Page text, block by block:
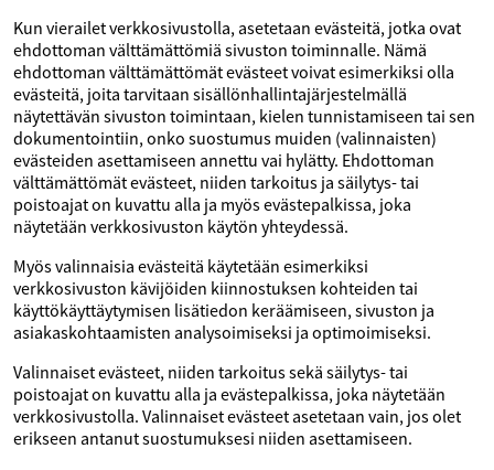
Kun vierailet verkkosivustolla, asetetaan evästeitä, jotka ovat
ehdottoman välttämättömiä sivuston toiminnalle. Nämä
ehdottoman välttämättömät evästeet voivat esimerkiksi olla
evästeitä, joita tarvitaan sisällönhallintajärjestelmällä
näytettävän sivuston toimintaan, kielen tunnistamiseen tai sen
dokumentointiin, onko suostumus muiden (valinnaisten)
evästeiden asettamiseen annettu vai hylätty. Ehdottoman
välttämättömät evästeet, niiden tarkoitus ja säilytys- tai
poistoajat on kuvattu alla ja myös evästepalkissa, joka
näytetään verkkosivuston käytön yhteydessä.
Myös valinnaisia evästeitä käytetään esimerkiksi
verkkosivuston kävijöiden kiinnostuksen kohteiden tai
käyttökäyttäytymisen lisätiedon keräämiseen, sivuston ja
asiakaskohtaamisten analysoimiseksi ja optimoimiseksi.
Valinnaiset evästeet, niiden tarkoitus sekä säilytys- tai
poistoajat on kuvattu alla ja evästepalkissa, joka näytetään
verkkosivustolla. Valinnaiset evästeet asetetaan vain, jos olet
erikseen antanut suostumuksesi niiden asettamiseen.